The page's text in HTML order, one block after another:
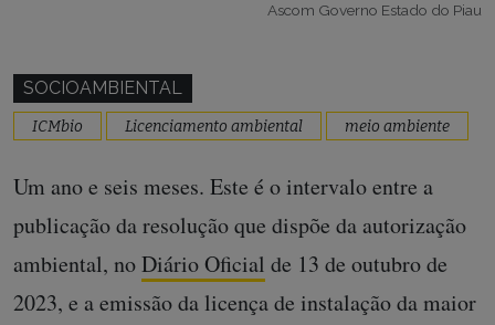
Ascom Governo Estado do Piau
SOCIOAMBIENTAL
ICMbio Licenciamento ambiental meio ambiente
Um ano e seis meses. Este é o intervalo entre a
publicação da resolução que dispõe da autorização
ambiental, noDiário Oficial de 13 de outubro de
2023, e a emissão da licença de instalação da maior